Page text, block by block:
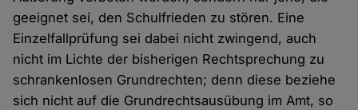
geeignet sei, den Schulfrieden zu stören. Eine
Einzelfallprüfung sei dabei nicht zwingend, auch
nicht im Lichte der bisherigen Rechtsprechung zu
schrankenlosen Grundrechten; denn diese beziehe
sich nicht auf die Grundrechtsausübung im Amt, so